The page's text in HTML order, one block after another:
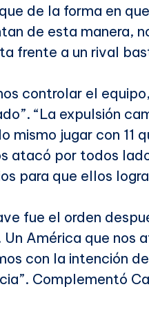
de la forma en
de esta manera,
frente a un rival
controlar el
“La expulsión
mismo jugar con 11
atacó por todos
para que ellos
fue el orden
América que nos
con la intención
Complementó